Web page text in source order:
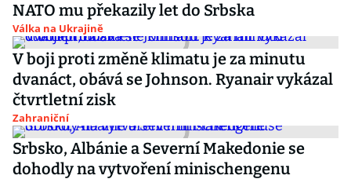
NATO mu překazily let do Srbska
Válka na Ukrajině
V boji proti změně klimatu je za minutu
dvanáct, obává se Johnson. Ryanair vykázal
čtvrtletní zisk
Zahraniční
Srbsko, Albánie a Severní Makedonie se
dohodly na vytvoření minischengenu